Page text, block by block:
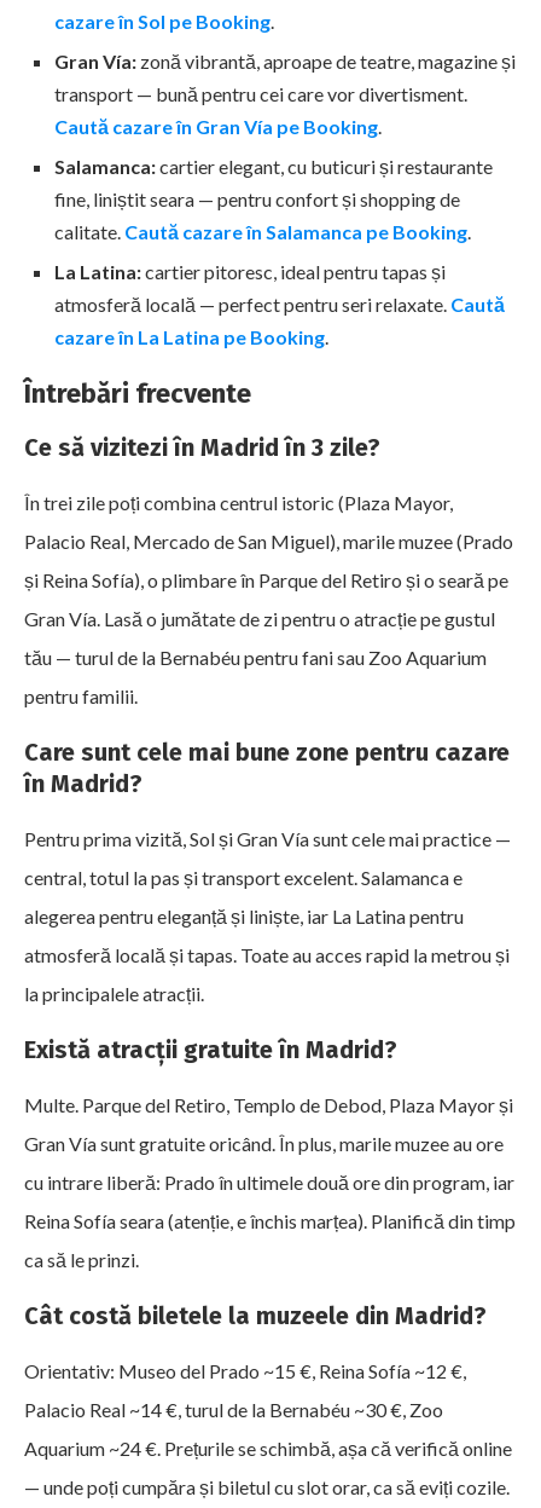
cazare în Sol pe Booking.
Gran Vía: zonă vibrantă, aproape de teatre, magazine și
transport — bună pentru cei care vor divertisment.
Caută cazare în Gran Vía pe Booking.
Salamanca:cartier elegant, cu buticuri și restaurante
fine, liniștit seara — pentru confort și shopping de
calitate. Caută cazare în Salamanca pe Booking.
La Latina:cartier pitoresc, ideal pentru tapas și
atmosferă locală — perfect pentru seri relaxate. Caută
cazare în La Latina pe Booking.
Întrebări frecvente
Ce să vizitezi în Madrid în 3 zile?
În trei zile poți combina centrul istoric (Plaza Mayor,
Palacio Real, Mercado de San Miguel), marile muzee (Prado
și Reina Sofía), o plimbare în Parque del Retiro și o seară pe
Gran Vía. Lasă o jumătate de zi pentru o atracție pe gustul
tău — turul de la Bernabéu pentru fani sau Zoo Aquarium
pentru familii.
Care sunt cele mai bune zone pentru cazare
în Madrid?
Pentru prima vizită, Sol și Gran Vía sunt cele mai practice —
central, totul la pas și transport excelent. Salamanca e
alegerea pentru eleganță și liniște, iar La Latina pentru
atmosferă locală și tapas. Toate au acces rapid la metrou și
la principalele atracții.
Există atracții gratuite în Madrid?
Multe. Parque del Retiro, Templo de Debod, Plaza Mayor și
Gran Vía sunt gratuite oricând. În plus, marile muzee au ore
cu intrare liberă: Prado în ultimele două ore din program, iar
Reina Sofía seara (atenție, e închis marțea). Planifică din timp
ca să le prinzi.
Cât costă biletele la muzeele din Madrid?
Orientativ: Museo del Prado ~15 €, Reina Sofía ~12 €,
Palacio Real ~14 €, turul de la Bernabéu ~30 €, Zoo
Aquarium ~24 €. Prețurile se schimbă, așa că verifică online
— unde poți cumpăra și biletul cu slot orar, ca să eviți cozile.